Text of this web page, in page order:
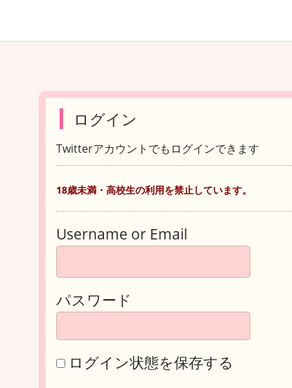
ログイン
Twitterアカウントでもログインできます
18歳未満・高校生の利用を禁止しています。
Username or Email
パスワード
ログイン状態を保存する